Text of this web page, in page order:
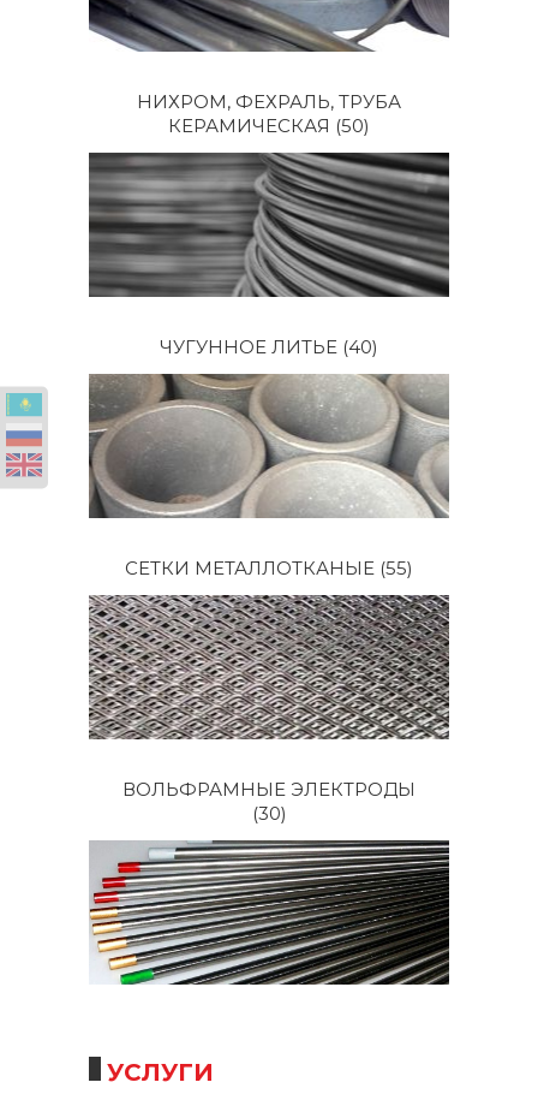
НИХРОМ, ФЕХРАЛЬ, ТРУБА
КЕРАМИЧЕСКАЯ (50)
ЧУГУННОЕ ЛИТЬЕ (40)
СЕТКИ МЕТАЛЛОТКАНЫЕ (55)
ВОЛЬФРАМНЫЕ ЭЛЕКТРОДЫ
(30)
УСЛУГИ